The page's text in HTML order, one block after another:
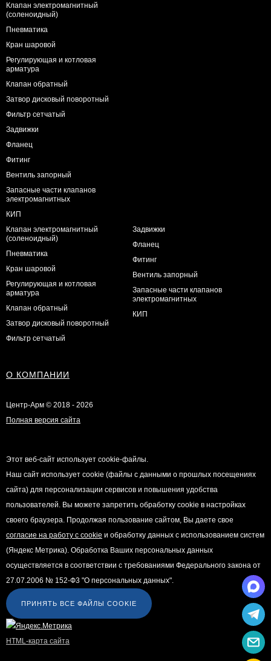
Клапан электромагнитный
(соленоидный)
Пневматика
Кран шаровой
Регулирующая и котловая
арматура
Клапан обратный
Затвор дисковый поворотный
Фильтр сетчатый
Задвижки
Фланец
Фитинг
Вентиль запорный
Запасные части клапанов
электромагнитных
КИП
Клапан электромагнитный
(соленоидный)
Пневматика
Кран шаровой
Регулирующая и котловая
арматура
Клапан обратный
Затвор дисковый поворотный
Фильтр сетчатый
Задвижки
Фланец
Фитинг
Вентиль запорный
Запасные части клапанов
электромагнитных
КИП
О КОМПАНИИ
Центр-Арм © 2018 - 2026
Полная версия сайта
Этот веб-сайт использует cookie-файлы.
Наш сайт использует cookie (файлы с данными о прошлых посещениях
сайта) для персонализации сервисов и повышения удобства
пользователей. Вы можете запретить обработку cookie в настройках
своего браузера. Продолжая пользование сайтом, Вы даете свое
согласие на работу с cookie и обработку данных с использованием систем
(Яндекс Метрика). Обработка Ваших персональных данных
осуществляется в соответствии с требованиями Федерального закона от
27.07.2006 № 152-Ф3 "О персональных данных".
ПРИНЯТЬ ВСЕ ФАЙЛЫ COOKIE
HTML-карта сайта